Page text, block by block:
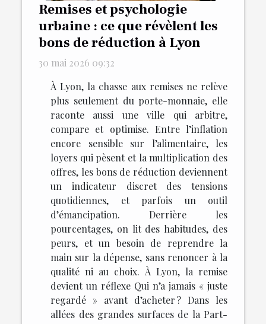
Remises et psychologie
urbaine : ce que révèlent les
bons de réduction à Lyon
30 mai 2026 09:32
À Lyon, la chasse aux remises ne relève
plus seulement du porte-monnaie, elle
raconte aussi une ville qui arbitre,
compare et optimise. Entre l’inflation
encore sensible sur l’alimentaire, les
loyers qui pèsent et la multiplication des
offres, les bons de réduction deviennent
un indicateur discret des tensions
quotidiennes, et parfois un outil
d’émancipation. Derrière les
pourcentages, on lit des habitudes, des
peurs, et un besoin de reprendre la
main sur la dépense, sans renoncer à la
qualité ni au choix. À Lyon, la remise
devient un réflexe Qui n’a jamais « juste
regardé » avant d’acheter ? Dans les
allées des grandes surfaces de la Part-